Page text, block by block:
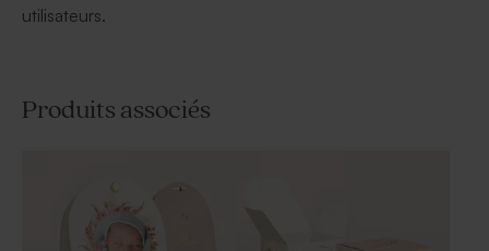
utilisateurs.
Produits associés